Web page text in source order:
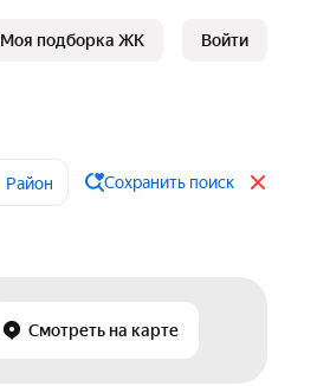
Моя подборка ЖК Войти
Район Сохранить поиск
Смотреть на карте